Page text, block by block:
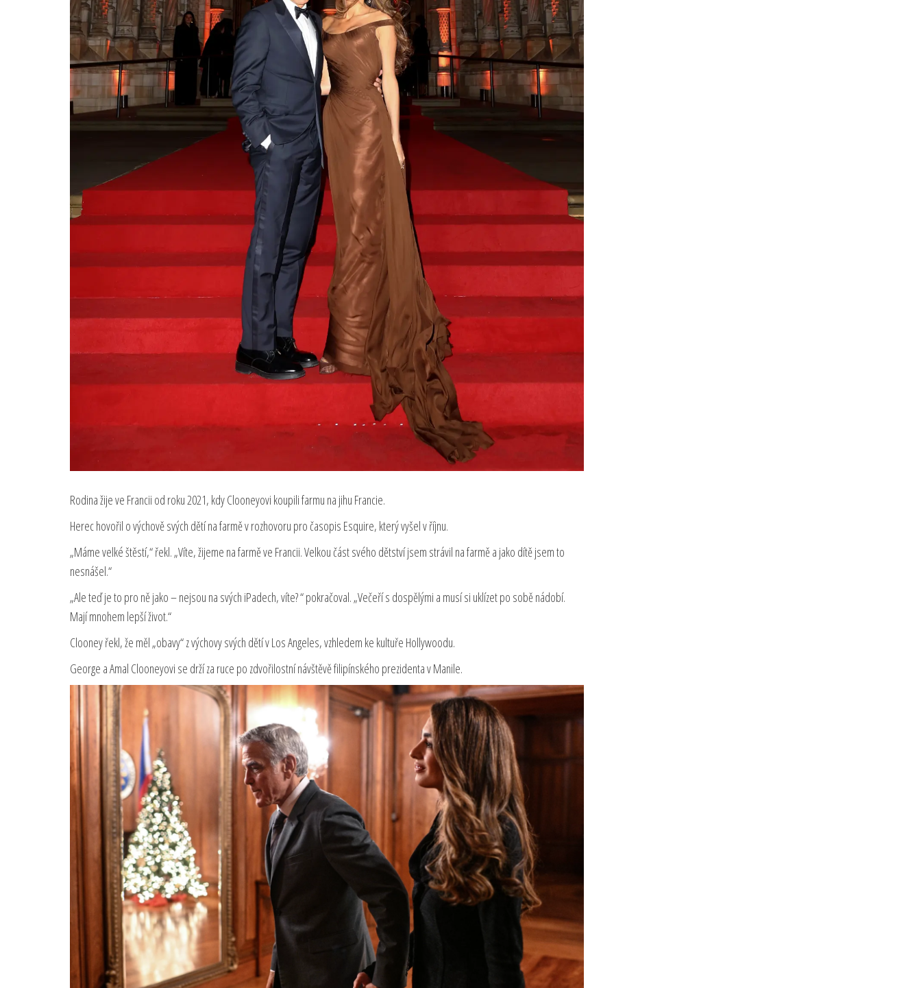
Rodina žije ve Francii od roku 2021, kdy Clooneyovi koupili farmu na jihu Francie.
Herec hovořil o výchově svých dětí na farmě v rozhovoru pro časopis Esquire, který vyšel v říjnu.
„Máme velké štěstí,“ řekl. „Víte, žijeme na farmě ve Francii. Velkou část svého dětství jsem strávil na farmě a jako dítě jsem to
nesnášel.“
„Ale teď je to pro ně jako – nejsou na svých iPadech, víte? “ pokračoval. „Večeří s dospělými a musí si uklízet po sobě nádobí.
Mají mnohem lepší život.“
Clooney řekl, že měl „obavy“ z výchovy svých dětí v Los Angeles, vzhledem ke kultuře Hollywoodu.
George a Amal Clooneyovi se drží za ruce po zdvořilostní návštěvě filipínského prezidenta v Manile.